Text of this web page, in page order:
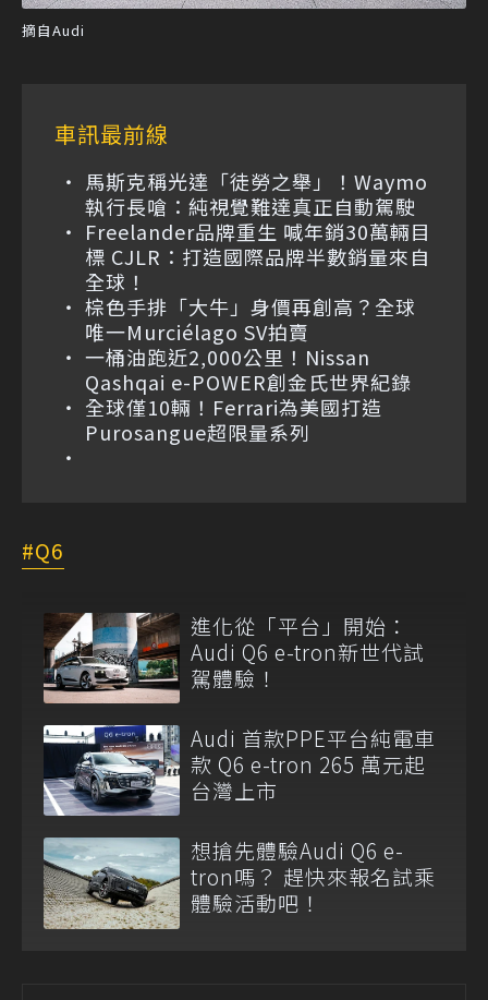
摘自Audi
車訊最前線
馬斯克稱光達「徒勞之舉」！Waymo
執行長嗆：純視覺難達真正自動駕駛
Freelander品牌重生 喊年銷30萬輛目
標 CJLR：打造國際品牌半數銷量來自
全球！
棕色手排「大牛」身價再創高？全球
唯一Murciélago SV拍賣
一桶油跑近2,000公里！Nissan
Qashqai e-POWER創金氏世界紀錄
全球僅10輛！Ferrari為美國打造
Purosangue超限量系列
Q6
進化從「平台」開始：
Audi Q6 e-tron新世代試
駕體驗！
Audi 首款PPE平台純電車
款 Q6 e-tron 265 萬元起
台灣上市
想搶先體驗Audi Q6 e-
tron嗎？ 趕快來報名試乘
體驗活動吧！